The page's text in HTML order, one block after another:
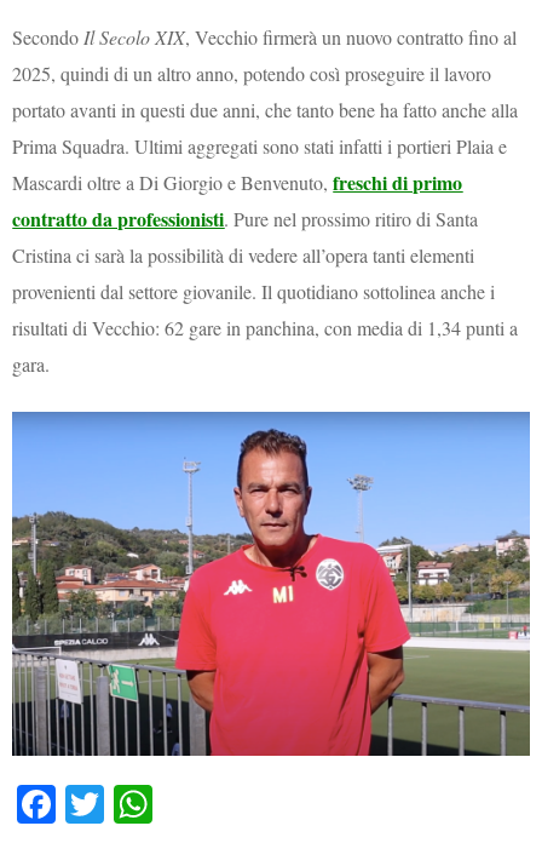
Secondo Il Secolo XIX, Vecchio firmerà un nuovo contratto fino al
2025, quindi di un altro anno, potendo così proseguire il lavoro
portato avanti in questi due anni, che tanto bene ha fatto anche alla
Prima Squadra. Ultimi aggregati sono stati infatti i portieri Plaia e
Mascardi oltre a Di Giorgio e Benvenuto,freschi di primo
contratto da professionisti. Pure nel prossimo ritiro di Santa
Cristina ci sarà la possibilità di vedere all’opera tanti elementi
provenienti dal settore giovanile. Il quotidiano sottolinea anche i
risultati di Vecchio: 62 gare in panchina, con media di 1,34 punti a
gara.
Fa T